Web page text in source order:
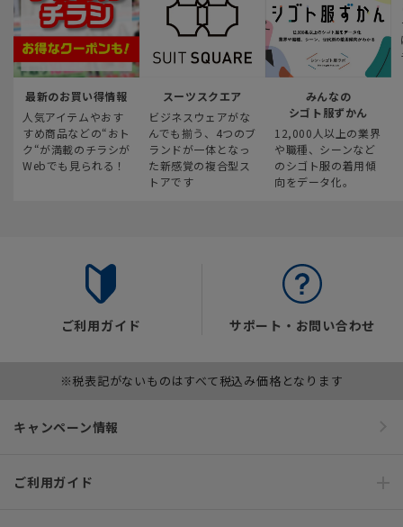
最新のお買い得情報
人気アイテムやおす
すめ商品などの“おト
ク“が満載のチラシが
Webでも見られる！
スーツスクエア
ビジネスウェアがな
んでも揃う、4つのブ
ランドが一体となっ
た新感覚の複合型ス
トアです
みんなの
シゴト服ずかん
12,000人以上の業界
や職種、シーンなど
のシゴト服の着用傾
向をデータ化。
ご利用ガイド サポート・お問い合わせ
※税表記がないものはすべて税込み価格となります
キャンペーン情報
ご利用ガイド